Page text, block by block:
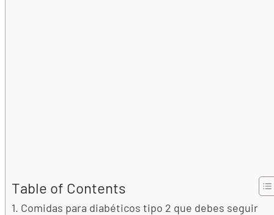
Table of Contents
Comidas para diabéticos tipo 2 que debes seguir